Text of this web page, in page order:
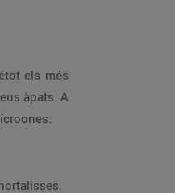
els més
àpats. A